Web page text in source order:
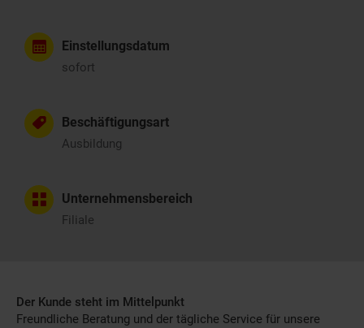
Einstellungsdatum
sofort
Beschäftigungsart
Ausbildung
Unternehmensbereich
Filiale
Der Kunde steht im Mittelpunkt
Freundliche Beratung und der tägliche Service für unsere